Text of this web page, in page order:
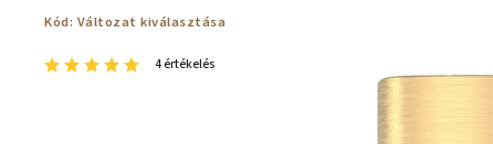
Kód: Változat kiválasztása
4 értékelés